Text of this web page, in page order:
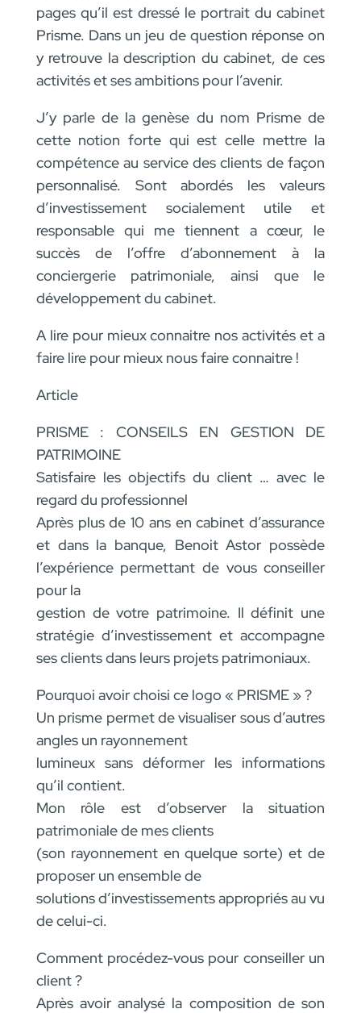
pages qu’il est dressé le portrait du cabinet
Prisme. Dans un jeu de question réponse on
y retrouve la description du cabinet, de ces
activités et ses ambitions pour l’avenir.
J’y parle de la genèse du nom Prisme de
cette notion forte qui est celle mettre la
compétence au service des clients de façon
personnalisé. Sont abordés les valeurs
d’investissement socialement utile et
responsable qui me tiennent a cœur, le
succès de l’offre d’abonnement à la
conciergerie patrimoniale, ainsi que le
développement du cabinet.
A lire pour mieux connaitre nos activités et a
faire lire pour mieux nous faire connaitre !
Article
PRISME : CONSEILS EN GESTION DE
PATRIMOINE
Satisfaire les objectifs du client … avec le
regard du professionnel
Après plus de 10 ans en cabinet d’assurance
et dans la banque, Benoit Astor possède
l’expérience permettant de vous conseiller
pour la
gestion de votre patrimoine. Il définit une
stratégie d’investissement et accompagne
ses clients dans leurs projets patrimoniaux.
Pourquoi avoir choisi ce logo « PRISME » ?
Un prisme permet de visualiser sous d’autres
angles un rayonnement
lumineux sans déformer les informations
qu’il contient.
Mon rôle est d’observer la situation
patrimoniale de mes clients
(son rayonnement en quelque sorte) et de
proposer un ensemble de
solutions d’investissements appropriés au vu
de celui-ci.
Comment procédez-vous pour conseiller un
client ?
Après avoir analysé la composition de son